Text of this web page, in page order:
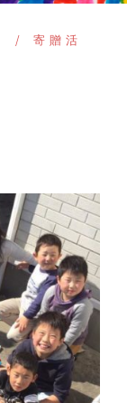
寄贈活